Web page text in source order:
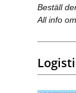
Beställ
All info